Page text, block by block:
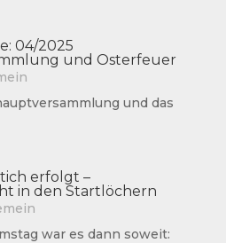
04/2025
und Osterfeuer
und das
erfolgt –
in den Startlöchern
war es dann soweit: